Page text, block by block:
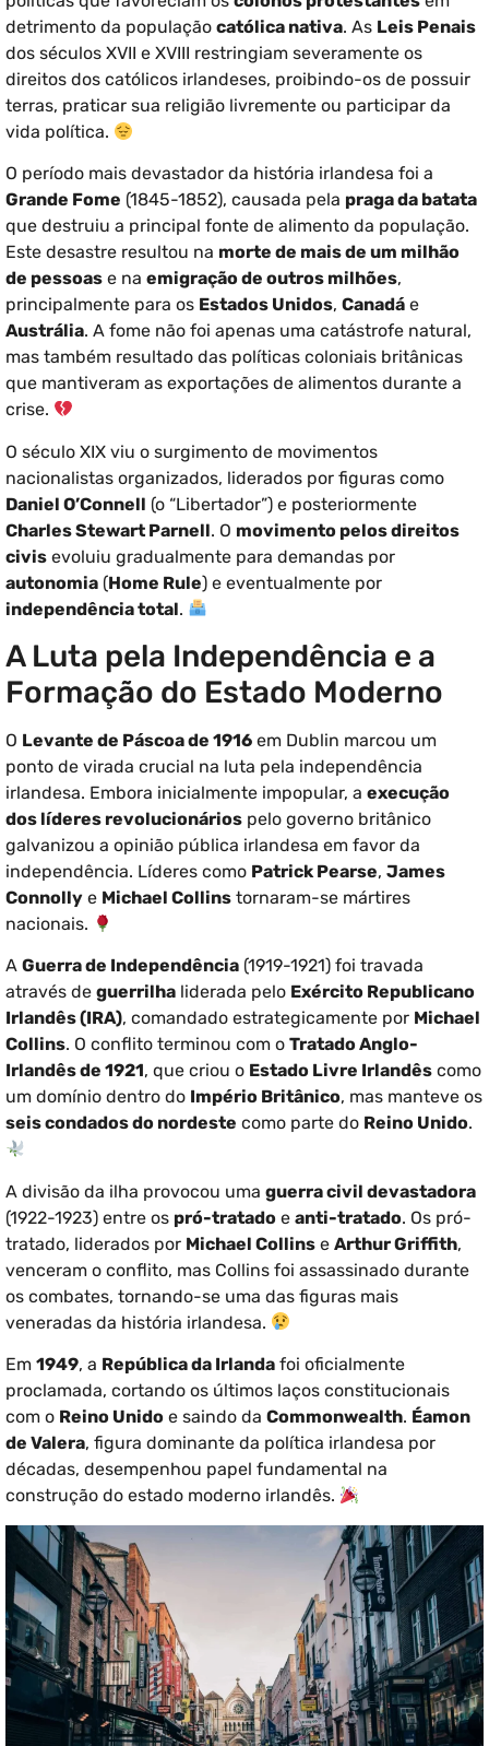
detrimento da população católica nativa. As Leis Penais
dos séculos XVII e XVIII restringiam severamente os
direitos dos católicos irlandeses, proibindo-os de possuir
terras, praticar sua religião livremente ou participar da
vida política.
O período mais devastador da história irlandesa foi a
Grande Fome (1845-1852), causada pela praga da batata
que destruiu a principal fonte de alimento da população.
Este desastre resultou na morte de mais de um milhão
de pessoas e na emigração de outros milhões,
principalmente para os Estados Unidos, Canadá e
Austrália. A fome não foi apenas uma catástrofe natural,
mas também resultado das políticas coloniais britânicas
que mantiveram as exportações de alimentos durante a
crise.
O século XIX viu o surgimento de movimentos
nacionalistas organizados, liderados por figuras como
Daniel O’Connell (o “Libertador”) e posteriormente
Charles Stewart Parnell. O movimento pelos direitos
civis evoluiu gradualmente para demandas por
autonomia (Home Rule) e eventualmente por
independência total.
A Luta pela Independência e a
Formação do Estado Moderno
O Levante de Páscoa de 1916 em Dublin marcou um
ponto de virada crucial na luta pela independência
irlandesa. Embora inicialmente impopular, a execução
dos líderes revolucionários pelo governo britânico
galvanizou a opinião pública irlandesa em favor da
independência. Líderes como Patrick Pearse, James
Connolly e Michael Collins tornaram-se mártires
nacionais.
A Guerra de Independência (1919-1921) foi travada
através de guerrilha liderada pelo Exército Republicano
Irlandês (IRA), comandado estrategicamente por Michael
Collins. O conflito terminou com o Tratado Anglo-
Irlandês de 1921, que criou o Estado Livre Irlandês como
um domínio dentro do Império Britânico, mas manteve os
seis condados do nordeste como parte do Reino Unido.
A divisão da ilha provocou uma guerra civil devastadora
(1922-1923) entre os pró-tratado e anti-tratado. Os pró-
tratado, liderados por Michael Collins e Arthur Griffith,
venceram o conflito, mas Collins foi assassinado durante
os combates, tornando-se uma das figuras mais
veneradas da história irlandesa.
Em 1949, a República da Irlanda foi oficialmente
proclamada, cortando os últimos laços constitucionais
com o Reino Unido e saindo da Commonwealth. Éamon
de Valera, figura dominante da política irlandesa por
décadas, desempenhou papel fundamental na
construção do estado moderno irlandês.